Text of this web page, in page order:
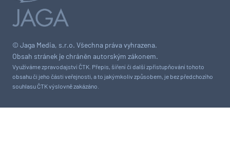
© Jaga Media, s.r.o. Všechna práva vyhrazena.
Obsah stránek je chráněn autorským zákonem.
Využíváme zpravodajství ČTK. Přepis, šíření či další zpřístupňování tohoto
obsahu či jeho části veřejnosti, a to jakýmkoliv způsobem, je bez předchozího
souhlasu ČTK výslovně zakázáno.